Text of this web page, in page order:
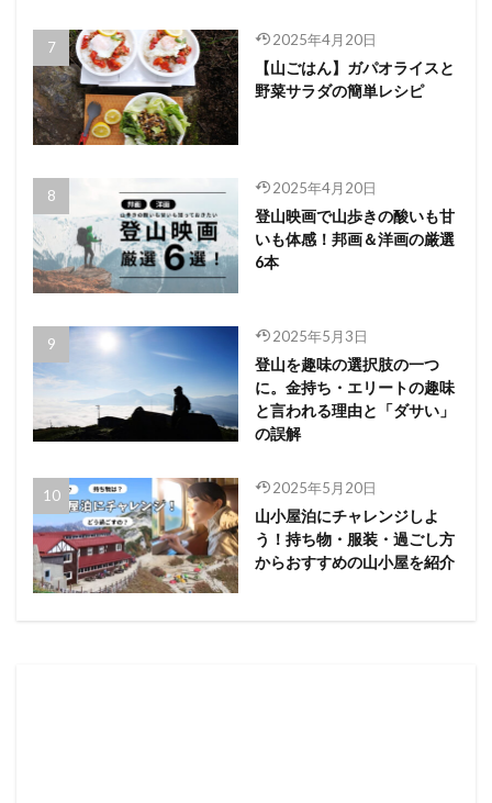
2025年4月20日
【山ごはん】ガパオライスと
野菜サラダの簡単レシピ
2025年4月20日
登山映画で山歩きの酸いも甘
いも体感！邦画＆洋画の厳選
6本
2025年5月3日
登山を趣味の選択肢の一つ
に。金持ち・エリートの趣味
と言われる理由と「ダサい」
の誤解
2025年5月20日
山小屋泊にチャレンジしよ
う！持ち物・服装・過ごし方
からおすすめの山小屋を紹介